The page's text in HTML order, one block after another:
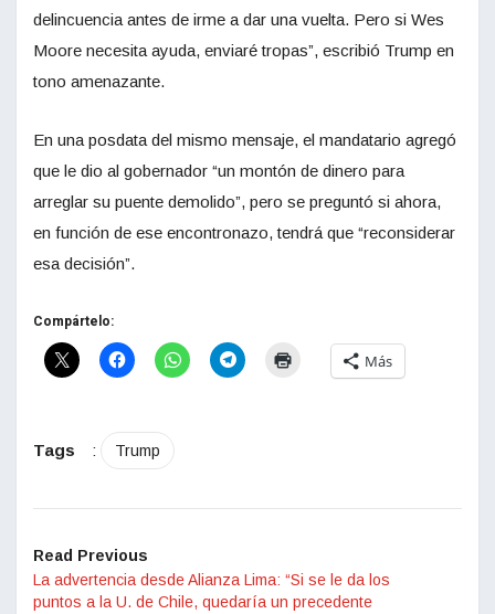
delincuencia antes de irme a dar una vuelta. Pero si Wes
Moore necesita ayuda, enviaré tropas”, escribió Trump en
tono amenazante.
En una posdata del mismo mensaje, el mandatario agregó
que le dio al gobernador “un montón de dinero para
arreglar su puente demolido”, pero se preguntó si ahora,
en función de ese encontronazo, tendrá que “reconsiderar
esa decisión”.
Compártelo:
Más
Tags : Trump
Read Previous
La advertencia desde Alianza Lima: “Si se le da los
puntos a la U. de Chile, quedaría un precedente